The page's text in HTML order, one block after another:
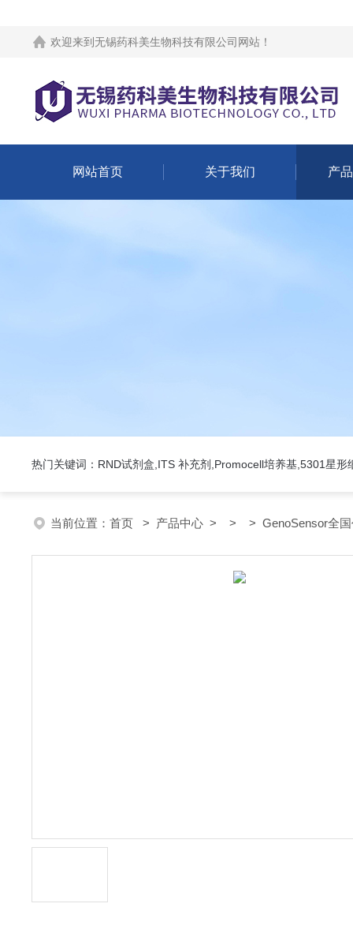
欢迎来到 无锡药科美生物科技有限公司网站 ！
网站首页 关于我们 产
热门关键词：RND试剂盒,ITS 补充剂,Promocell培养基,5301星形
当前位置： 首页 > 产品中心 > > > GenoSensor全国